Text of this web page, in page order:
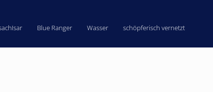
Blue Ranger Wasser schöpferisch vernetzt